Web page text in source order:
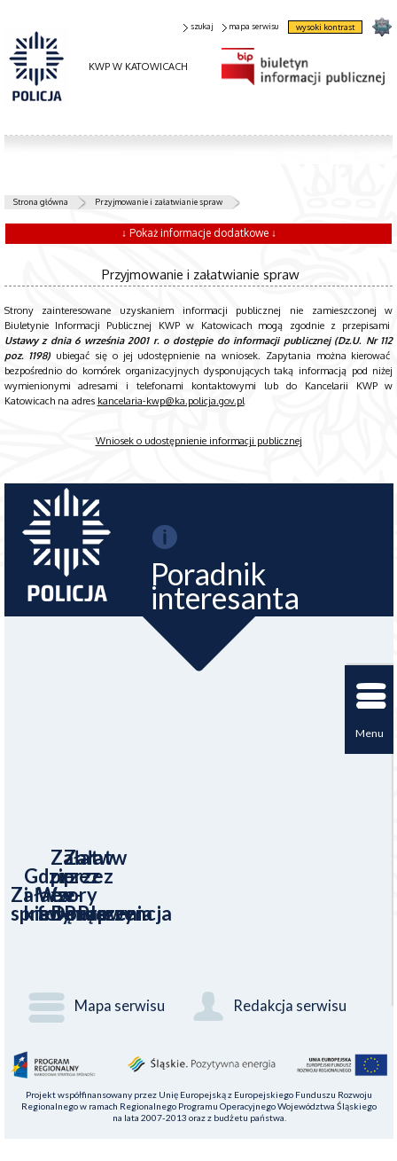
KWP W KATOWICACH
szukaj mapa serwisu wysoki kontrast
Strona główna Przyjmowanie i załatwianie spraw
↓ Pokaż informacje dodatkowe ↓
Przyjmowanie i załatwianie spraw
Strony zainteresowane uzyskaniem informacji publicznej nie zamieszczonej w
Biuletynie Informacji Publicznej KWP w Katowicach mogą zgodnie z przepisami
Ustawy z dnia 6 września 2001 r. o dostępie do informacji publicznej (Dz.U. Nr 112
poz. 1198) ubiegać się o jej udostępnienie na wniosek. Zapytania można kierować
bezpośrednio do komórek organizacyjnych dysponujących taką informacją pod niżej
wymienionymi adresami i telefonami kontaktowymi lub do Kancelarii KWP w
Katowicach na adres kancelaria-kwp@ka.policja.gov.pl
Wniosek o udostępnienie informacji publicznej